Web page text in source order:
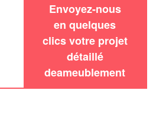
Envoyez-nous
en quelques
clics votre projet
détaillé
deameublement